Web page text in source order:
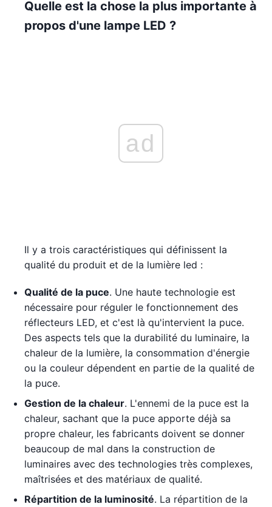
Quelle est la chose la plus importante à
propos d'une lampe LED ?
ad
Il y a trois caractéristiques qui définissent la
qualité du produit et de la lumière led :
Qualité de la puce. Une haute technologie est
nécessaire pour réguler le fonctionnement des
réflecteurs LED, et c'est là qu'intervient la puce.
Des aspects tels que la durabilité du luminaire, la
chaleur de la lumière, la consommation d'énergie
ou la couleur dépendent en partie de la qualité de
la puce.
Gestion de la chaleur. L'ennemi de la puce est la
chaleur, sachant que la puce apporte déjà sa
propre chaleur, les fabricants doivent se donner
beaucoup de mal dans la construction de
luminaires avec des technologies très complexes,
maîtrisées et des matériaux de qualité.
Répartition de la luminosité. La répartition de la